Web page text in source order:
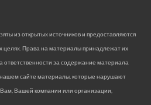
из открытых источников и предоставляются
целях. Права на материалы принадлежат их
ответственности за содержание материала
сайте материалы, которые нарушают
Вашей компании или организации,